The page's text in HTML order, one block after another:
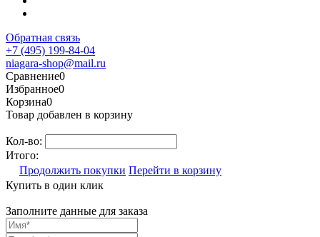
Обратная связь
+7 (495) 199-84-04
niagara-shop@mail.ru
Сравнение0
Избранное0
Корзина0
Товар добавлен в корзину
Кол-во:
Итого:
Продолжить покупки Перейти в корзину
Купить в один клик
Заполните данные для заказа